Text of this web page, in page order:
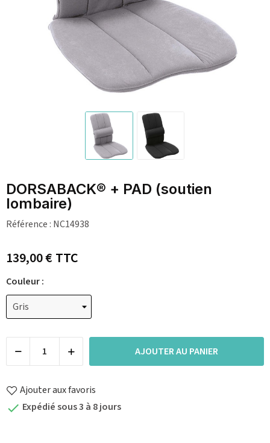
DORSABACK® + PAD (soutien
lombaire)
Référence : NC14938
139,00 €TTC
Couleur :
AJOUTER AU PANIER
Ajouter aux favoris
 Expédié sous 3 à 8 jours